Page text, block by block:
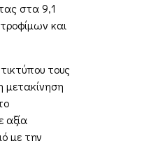
στα 9,1
και
τους
μετακίνηση
αξία
με την